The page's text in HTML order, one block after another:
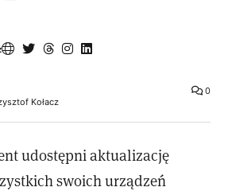
0
Kołacz
udostępni aktualizację
swoich urządzeń